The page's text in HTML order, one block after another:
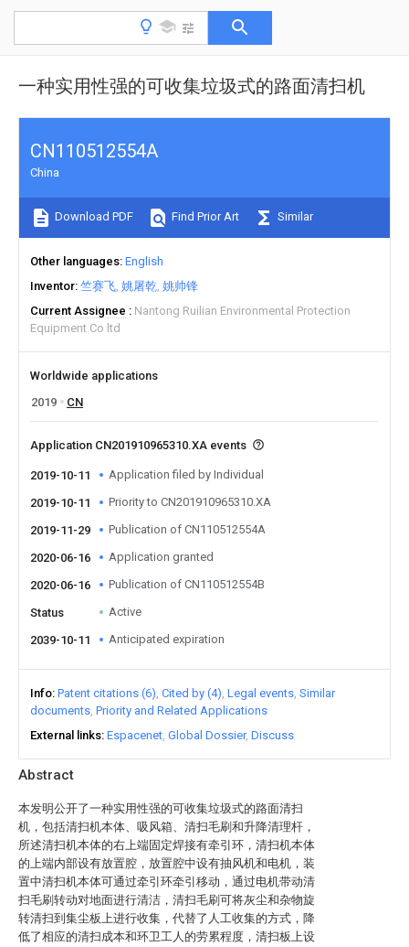
一种实用性强的可收集垃圾式的路面清扫机
Abstract
本发明公开了一种实用性强的可收集垃圾式的路面清扫
机，包括清扫机本体、吸风箱、清扫毛刷和升降清理杆，
所述清扫机本体的右上端固定焊接有牵引环，清扫机本体
的上端内部设有放置腔，放置腔中设有抽风机和电机，装
置中清扫机本体可通过牵引环牵引移动，通过电机带动清
扫毛刷转动对地面进行清洁，清扫毛刷可将灰尘和杂物旋
转清扫到集尘板上进行收集，代替了人工收集的方式，降
低了相应的清扫成本和环卫工人的劳累程度，清扫板上设
CN110512554A
China
Download PDF Find Prior Art Similar
Other languages English
Inventor 竺赛飞 姚屠乾 姚帅锋
Current Assignee
Nantong Ruilian Environmental Protection
Equipment Co ltd
Worldwide applications
2019
CN
Application CN201910965310.XA events
2019-10-11 Application filed by Individual
2019-10-11 Priority to CN201910965310.XA
2019-11-29 Publication of CN110512554A
2020-06-16 Application granted
2020-06-16 Publication of CN110512554B
Status Active
2039-10-11 Anticipated expiration
Info Patent citations (6) Cited by (4) Legal events Similar
documents Priority and Related Applications
External links Espacenet Global Dossier Discuss